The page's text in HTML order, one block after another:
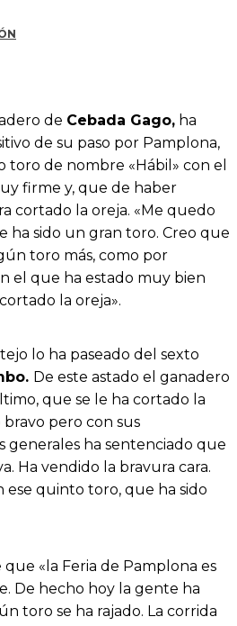
de Cebada Gago, ha
de su paso por Pamplona,
toro de nombre «Hábil» con el
firme y, que de haber
cortado la oreja. «Me quedo
ha sido un gran toro. Creo que
toro más, como por
el que ha estado muy bien
la oreja».
lo ha paseado del sexto
De este astado el ganadero
que se le ha cortado la
pero con sus
generales ha sentenciado que
Ha vendido la bravura cara.
ese quinto toro, que ha sido
«la Feria de Pamplona es
De hecho hoy la gente ha
toro se ha rajado. La corrida